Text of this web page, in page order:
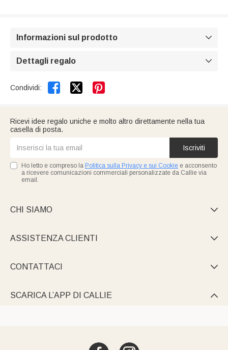
Informazioni sul prodotto 
Dettagli regalo 
Condividi:  
Ricevi idee regalo uniche e molto altro direttamente nella tua
casella di posta.
Iscriviti
Ho letto e compreso la Politica sulla Privacy e sui Cookie e acconsento
a ricevere comunicazioni commerciali personalizzate da Callie via
email.
CHI SIAMO 
ASSISTENZA CLIENTI 
CONTATTACI 
SCARICA L’APP DI CALLIE 